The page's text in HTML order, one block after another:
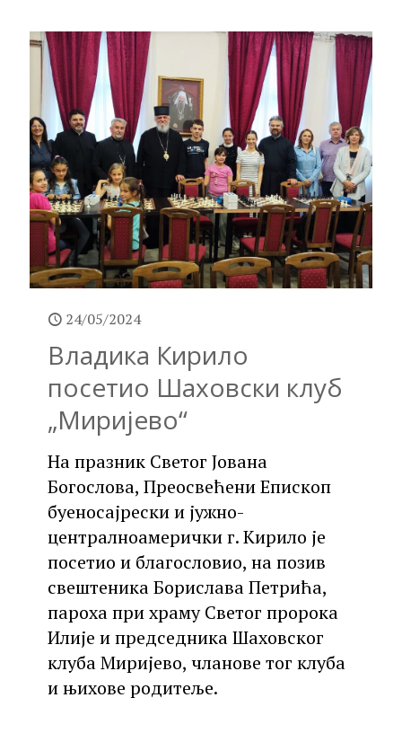
24/05/2024
Владика Кирило
посетио Шаховски клуб
„Миријево“
На празник Светог Јована
Богослова, Преосвећени Епископ
буеносајрески и јужно-
централноамерички г. Кирило је
посетио и благословио, на позив
свештеника Борислава Петрића,
пароха при храму Светог пророка
Илије и председника Шаховског
клуба Миријево, чланове тог клуба
и њихове родитеље.